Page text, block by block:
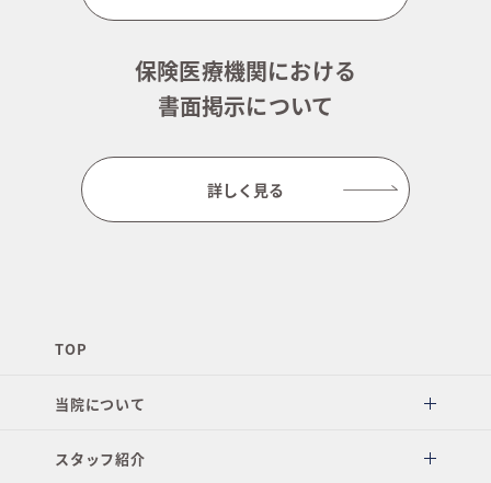
保険医療機関における
書面掲示について
詳しく見る
TOP
当院について
スタッフ紹介